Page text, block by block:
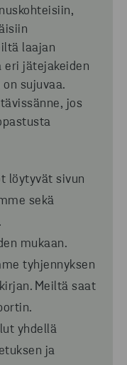
laajan
eri jätejakeiden
sujuvaa.
jos
löytyvät sivun
sekä
mukaan.
tyhjennyksen
Meiltä saat
yhdellä
ja